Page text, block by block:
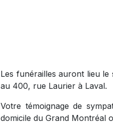
Les funérailles auront lieu le
au 400, rue Laurier à Laval.
Votre témoignage de
domicile du Grand Montréal